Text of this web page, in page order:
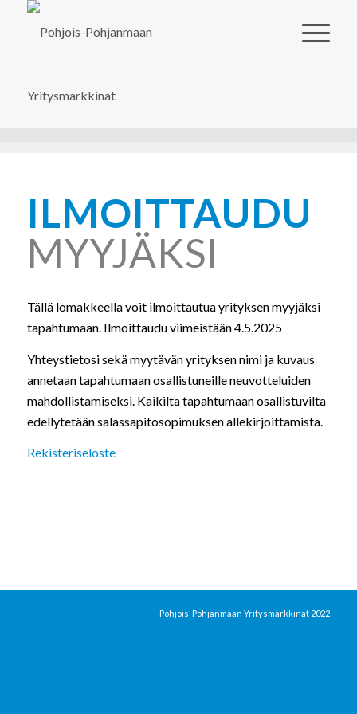
ILMOITTAUDU
MYYJÄKSI
Tällä lomakkeella voit ilmoittautua yrityksen myyjäksi
tapahtumaan. Ilmoittaudu viimeistään 4.5.2025
Yhteystietosi sekä myytävän yrityksen nimi ja kuvaus
annetaan tapahtumaan osallistuneille neuvotteluiden
mahdollistamiseksi. Kaikilta tapahtumaan osallistuvilta
edellytetään salassapitosopimuksen allekirjoittamista.
Rekisteriseloste
Pohjois-Pohjanmaan Yritysmarkkinat 2022